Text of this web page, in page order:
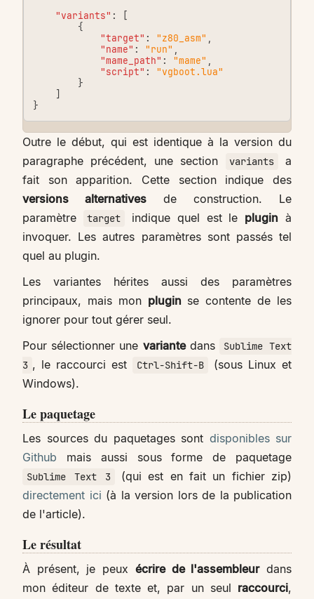
"variants" :
[
{
"target" : "z80_asm" ,
"name" : "run" ,
"mame_path" : "mame" ,
"script" :
"vgboot.lua"
}
]
}
Outre le début, qui est identique à la version du
paragraphe précédent, une section
variants
a
fait son apparition. Cette section indique des
versions alternatives de construction. Le
paramètre
target indique quel est le plugin à
invoquer. Les autres paramètres sont passés tel
quel au plugin.
Les variantes hérites aussi des paramètres
principaux, mais mon pluginse contente de les
ignorer pour tout gérer seul.
Pour sélectionner une variantedans
Sublime Text
3 , le raccourci est Ctrl-Shift-B
(sous Linux et
Windows).
Le paquetage
Les sources du paquetages sont disponibles sur
Github mais aussi sous forme de paquetage
Sublime Text 3
(qui est en fait un fichier zip)
directement ici (à la version lors de la publication
de l'article).
Le résultat
À présent, je peux écrire de l'assembleurdans
mon éditeur de texte et, par un seul raccourci,